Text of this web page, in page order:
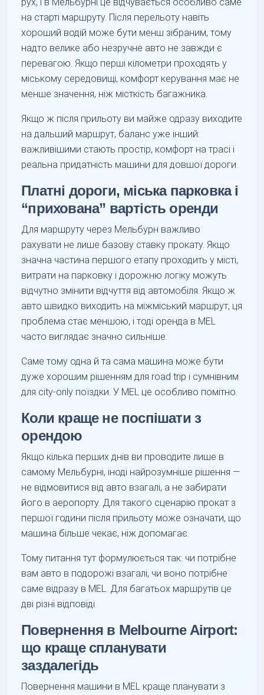
на старті маршруту. Після перельоту навіть
хороший водій може бути менш зібраним, тому
надто велике або незручне авто не завжди є
перевагою. Якщо перші кілометри проходять у
міському середовищі, комфорт керування має не
менше значення, ніж місткість багажника.
Якщо ж після прильоту ви майже одразу виходите
на дальший маршрут, баланс уже інший:
важливішими стають простір, комфорт на трасі і
реальна придатність машини для довшої дороги.
Платні дороги, міська парковка і
“прихована” вартість оренди
Для маршруту через Мельбурн важливо
рахувати не лише базову ставку прокату. Якщо
значна частина першого етапу проходить у місті,
витрати на парковку і дорожню логіку можуть
відчутно змінити відчуття від автомобіля. Якщо ж
авто швидко виходить на міжміський маршрут, ця
проблема стає меншою, і тоді оренда в MEL
часто виглядає значно сильніше.
Саме тому одна й та сама машина може бути
дуже хорошим рішенням для road trip і сумнівним
для city-only поїздки. У MEL це особливо помітно.
Коли краще не поспішати з
орендою
Якщо кілька перших днів ви проводите лише в
самому Мельбурні, іноді найрозумніше рішення —
не відмовитися від авто взагалі, а не забирати
його в аеропорту. Для такого сценарію прокат з
першої години після прильоту може означати, що
машина більше чекає, ніж допомагає.
Тому питання тут формулюється так: чи потрібне
вам авто в подорожі взагалі, чи воно потрібне
саме відразу в MEL. Для багатьох маршрутів це
дві різні відповіді.
Повернення в Melbourne Airport:
що краще спланувати
заздалегідь
Повернення машини в MEL краще планувати з